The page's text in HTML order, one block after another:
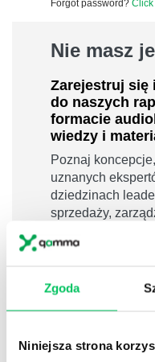
Zgoda
Niniejsza strona
Forgot password? Click
Nie masz
Zarejestruj się
do naszych
formacie
wiedzy i
Poznaj
uznanych
dziedzinach
sprzedaży,
Nowy